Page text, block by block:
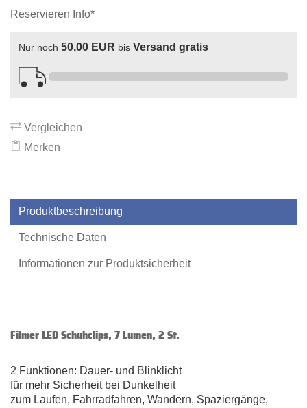
Reservieren Info*
Nur noch 50,00 EUR bis Versand gratis
Vergleichen
Merken
Produktbeschreibung
Technische Daten
Informationen zur Produktsicherheit
Filmer LED Schuhclips, 7 Lumen, 2 St.
2 Funktionen: Dauer- und Blinklicht
für mehr Sicherheit bei Dunkelheit
zum Laufen, Fahrradfahren, Wandern, Spaziergänge,